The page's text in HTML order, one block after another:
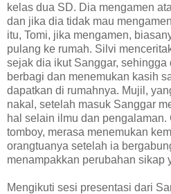
kelas dua SD. Dia mengamen
dan jika dia tidak mau
itu, Tomi, jika mengamen,
pulang ke rumah. Silvi
sejak dia ikut Sanggar, sehingga
berbagi dan menemukan kasih
dapatkan di rumahnya. Mujil,
nakal, setelah masuk Sanggar
hal selain ilmu dan pengalaman.
tomboy, merasa menemukan
orangtuanya setelah ia
menampakkan perubahan sikap
Mengikuti sesi presentasi dari